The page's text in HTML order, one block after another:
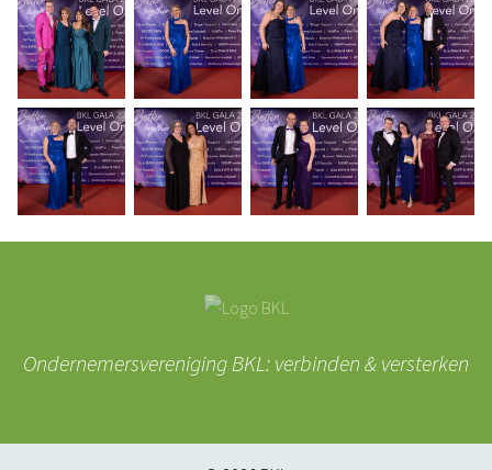
Ondernemersvereniging BKL: verbinden & versterken